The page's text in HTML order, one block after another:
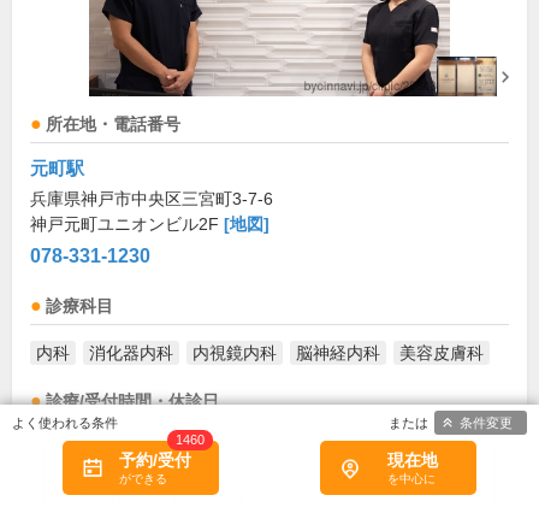
所在地・電話番号
元町駅
兵庫県神戸市中央区三宮町3-7-6
神戸元町ユニオンビル2F [地図]
078-331-1230
診療科目
内科 消化器内科 内視鏡内科 脳神経内科 美容皮膚科
診療/受付時間・休診日
診療時間 月 土
9:00～12:00 ● ● ● ●
予約/受付
1460
現在地
条件変更